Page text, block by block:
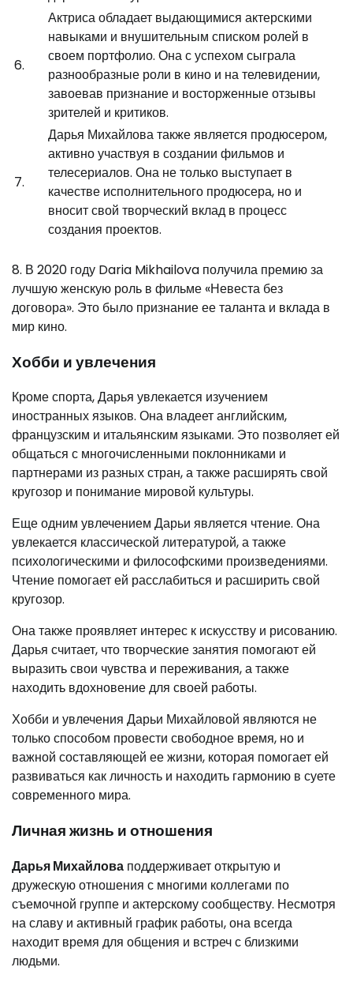
6.
Актриса обладает выдающимися актерскими
навыками и внушительным списком ролей в
своем портфолио. Она с успехом сыграла
разнообразные роли в кино и на телевидении,
завоевав признание и восторженные отзывы
зрителей и критиков.
7.
Дарья Михайлова также является продюсером,
активно участвуя в создании фильмов и
телесериалов. Она не только выступает в
качестве исполнительного продюсера, но и
вносит свой творческий вклад в процесс
создания проектов.
8. В 2020 году Daria Mikhailova получила премию за
лучшую женскую роль в фильме «Невеста без
договора». Это было признание ее таланта и вклада в
мир кино.
Хобби и увлечения
Кроме спорта, Дарья увлекается изучением
иностранных языков. Она владеет английским,
французским и итальянским языками. Это позволяет ей
общаться с многочисленными поклонниками и
партнерами из разных стран, а также расширять свой
кругозор и понимание мировой культуры.
Еще одним увлечением Дарьи является чтение. Она
увлекается классической литературой, а также
психологическими и философскими произведениями.
Чтение помогает ей расслабиться и расширить свой
кругозор.
Она также проявляет интерес к искусству и рисованию.
Дарья считает, что творческие занятия помогают ей
выразить свои чувства и переживания, а также
находить вдохновение для своей работы.
Хобби и увлечения Дарьи Михайловой являются не
только способом провести свободное время, но и
важной составляющей ее жизни, которая помогает ей
развиваться как личность и находить гармонию в суете
современного мира.
Личная жизнь и отношения
Дарья Михайлова поддерживает открытую и
дружескую отношения с многими коллегами по
съемочной группе и актерскому сообществу. Несмотря
на славу и активный график работы, она всегда
находит время для общения и встреч с близкими
людьми.